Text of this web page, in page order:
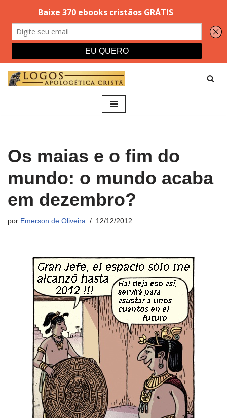
Os maias e o fim do
mundo: o mundo acaba
em dezembro?
por Emerson de Oliveira 12/12/2012